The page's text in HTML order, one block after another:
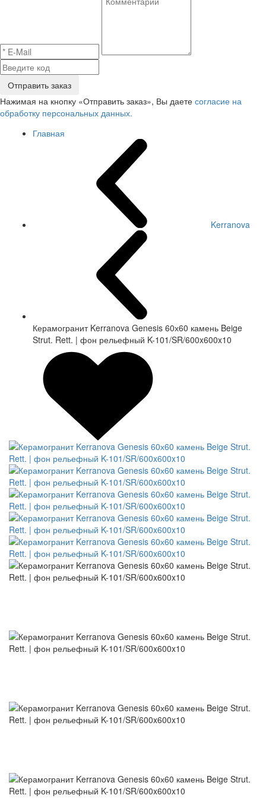
Отправить заказ
Нажимая на кнопку «Отправить заказ», Вы даете согласие на
обработку персональных данных.
Главная
Kerranova
Керамогранит Kerranova Genesis 60х60 камень Beige
Strut. Rett. | фон рельефный K-101/SR/600x600x10